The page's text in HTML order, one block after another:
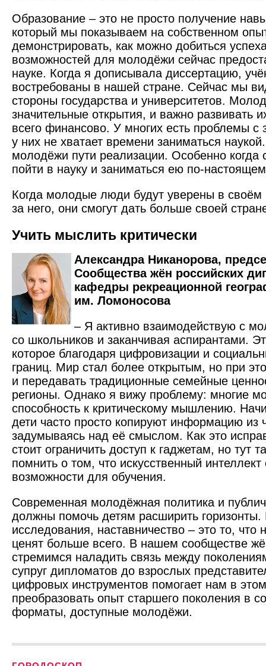
Образование – это не просто получение
который мы показываем на собственном
демонстрировать, как можно добиться
возможностей для молодёжи сейчас
науке. Когда я дописывала диссертацию,
востребованы в нашей стране. Сейчас мы
стороны государства и университетов.
значительные открытия, и важно развивать
всего финансово. У многих есть проблемы с
у них не хватает времени заниматься
молодёжи пути реализации. Особенно когда
пойти в науку и заниматься ею по-
Когда молодые люди будут уверены в
за него, они смогут дать больше своей
Учить мыслить критически
Александра Никанорова,
Сообщества жён российских
кафедры рекреационной
им. Ломоносова
– Я активно взаимодействую с
со школьников и заканчивая аспирантами.
которое благодаря цифровизации и
границ. Мир стал более открытым, но при
и передавать традиционные семейные
регионы. Однако я вижу проблему: многие
способность к критическому мышлению.
дети часто просто копируют информацию из
задумываясь над её смыслом. Как это
стоит ограничить доступ к гаджетам, но тут
помнить о том, что искусственный
возможности для обучения.
Современная молодёжная политика и
должны помочь детям расширить горизонты.
исследования, наставничество – это то,
ценят больше всего. В нашем сообществе
стремимся наладить связь между
супруг дипломатов до взрослых
цифровых инструментов помогает нам в
преобразовать опыт старшего поколения в
форматы, доступные молодёжи.